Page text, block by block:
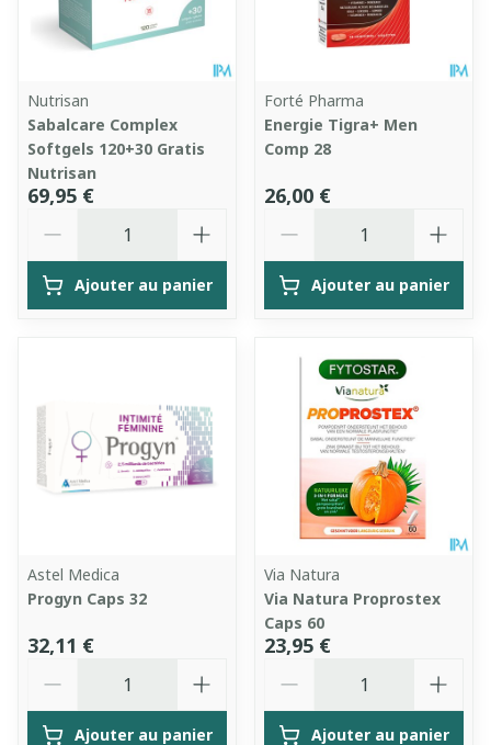
Nutrisan
Sabalcare Complex
Softgels 120+30 Gratis
Nutrisan
69,95 €
Ajouter au panier
Forté Pharma
Energie Tigra+ Men
Comp 28
26,00 €
Ajouter au panier
Astel Medica
Progyn Caps 32
32,11 €
Ajouter au panier
Via Natura
Via Natura Proprostex
Caps 60
23,95 €
Ajouter au panier